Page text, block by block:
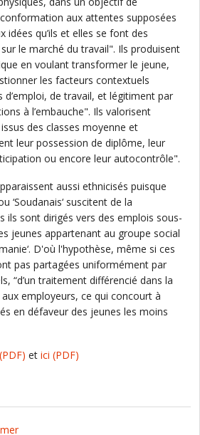
aux attentes supposées
idées qu’ils et elles se font des
le marché du travail". Ils produisent
en voulant transformer le jeune,
les facteurs contextuels
de travail, et légitiment par
à l’embauche". Ils valorisent
des classes moyenne et
leur possession de diplôme, leur
ou encore leur autocontrôle".
aussi ethnicisés puisque
‘Soudanais‘ suscitent de la
ils sont dirigés vers des emplois sous-
jeunes appartenant au groupe social
D'où l'hypothèse, même si ces
pas partagées uniformément par
“d’un traitement différencié dans la
employeurs, ce qui concourt à
en défaveur des jeunes les moins
(PDF) et ici (PDF)